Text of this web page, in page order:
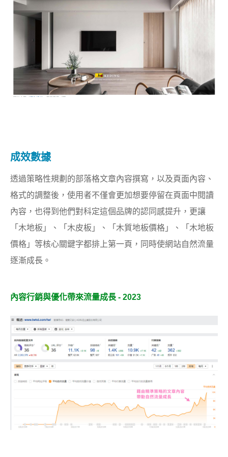
成效數據
透過策略性規劃的部落格文章內容撰寫，以及頁面內容、
格式的調整後，使用者不僅會更加想要停留在頁面中閱讀
內容，也得到他們對科定這個品牌的認同感提升，更讓
「木地板」、「木皮板」、「木質地板價格」、「木地板
價格」等核心關鍵字都排上第一頁，同時使網站自然流量
逐漸成長。
內容行銷與優化帶來流量成長 - 2023